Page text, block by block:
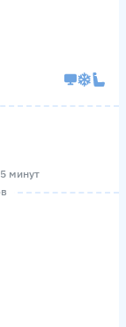
минут